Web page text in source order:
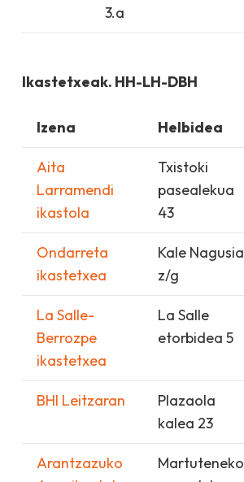
3.a
Ikastetxeak. HH-LH-DBH
Izena Helbidea
Aita
Larramendi
ikastola
Txistoki
pasealekua
43
Ondarreta
ikastetxea
Kale Nagusia
z/g
La Salle-
Berrozpe
ikastetxea
La Salle
etorbidea 5
BHI Leitzaran
Plazaola
kalea 23
Arantzazuko
Martuteneko